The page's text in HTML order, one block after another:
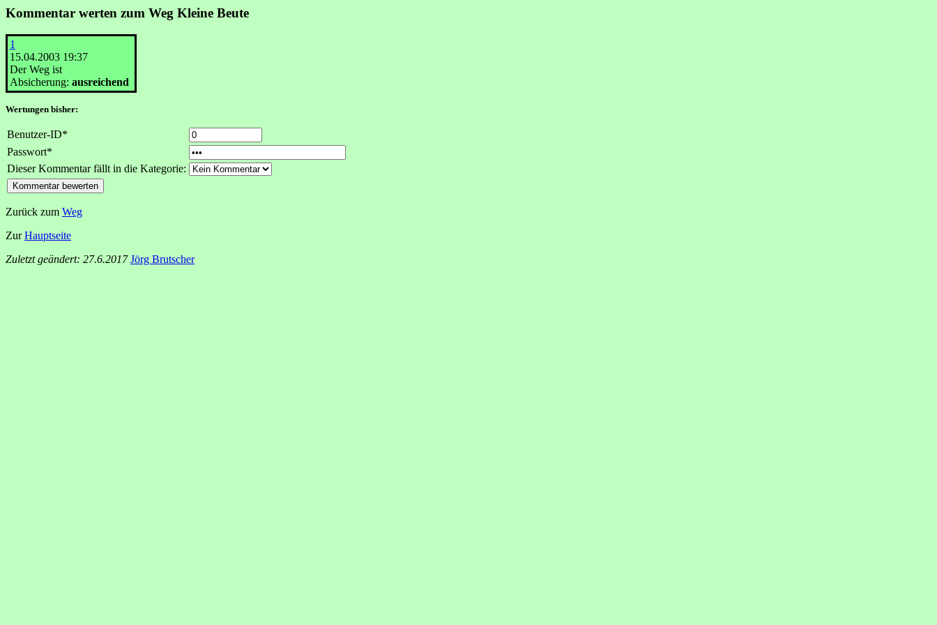
Kommentar werten zum Weg Kleine Beute
1
15.04.2003 19:37
Der Weg ist
Absicherung: ausreichend
Wertungen bisher:
Benutzer-ID*
Passwort*
Dieser Kommentar fällt in die Kategorie:
Zurück zum Weg
ZurHauptseite
Zuletzt geändert: 27.6.2017Jörg Brutscher